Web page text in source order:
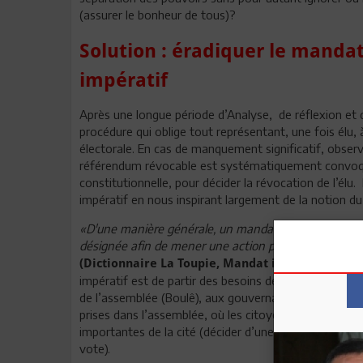
(assurer le bonheur de tous)?
Solution : éradiquer le
impératif
Après une longue période d’Analyse, de réflexion
procédure qui oblige tout représentant, une fois
électorale. En cas de manquement significatif,
référendum révocable est systématiquement
constitutionnelle, pour décider la révocation de
impératif en nous inspirant largement de la notion
«D'une manière générale, un mandat impératif est un
désignée afin de mener une action prédéfinie et
(Dictionnaire La Toupie, Mandat impératif, 2021)
impératif est de partir des besoins définis et des
de l’assemblée (Boulê), aux gouvernants et aux
prises dans l’assemblée, où les citoyens se
importantes de la cité (décider d’une guerre par
vote).